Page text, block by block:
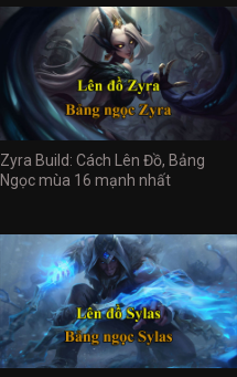
Zyra Build: Cách Lên Đồ, Bảng
Ngọc mùa 16 mạnh nhất